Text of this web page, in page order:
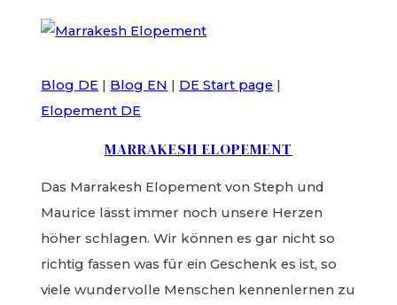
Blog DE Blog EN DE Start page
Elopement DE
MARRAKESH ELOPEMENT
Das Marrakesh Elopement von Steph und
Maurice lässt immer noch unsere Herzen
höher schlagen. Wir können es gar nicht so
richtig fassen was für ein Geschenk es ist, so
viele wundervolle Menschen kennenlernen zu